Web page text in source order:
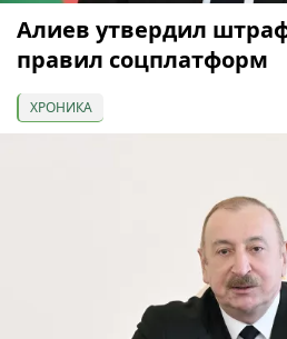
Алиев утвердил
правил соцплатформ
ХРОНИКА